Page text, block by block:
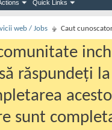
Quick Links
web / Jobs Caut
răspundeți
sunt